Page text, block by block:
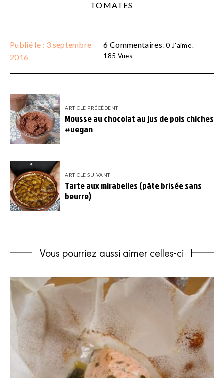
TOMATES
Publié le : 3 septembre
2016
6 Commentaires 0 J'aime
185 Vues
ARTICLE PRÉCÉDENT
Mousse au chocolat au jus de pois chiches
#vegan
ARTICLE SUIVANT
Tarte aux mirabelles (pâte brisée sans
beurre)
Vous pourriez aussi aimer celles-ci